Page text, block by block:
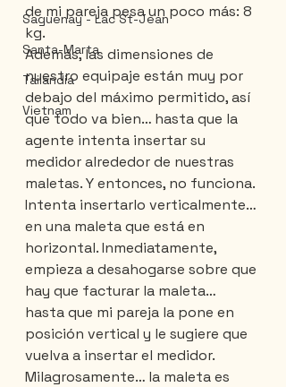
Saguenay - Lac St-Jean
Santa-Marta
Tailandia
Vietnam
de mi pareja pesa un poco más: 8
kg.
Además, las dimensiones de
nuestro equipaje están muy por
debajo del máximo permitido, así
que todo va bien… hasta que la
agente intenta insertar su
medidor alrededor de nuestras
maletas. Y entonces, no funciona.
Intenta insertarlo verticalmente…
en una maleta que está en
horizontal. Inmediatamente,
empieza a desahogarse sobre que
hay que facturar la maleta…
hasta que mi pareja la pone en
posición vertical y le sugiere que
vuelva a insertar el medidor.
Milagrosamente… la maleta es